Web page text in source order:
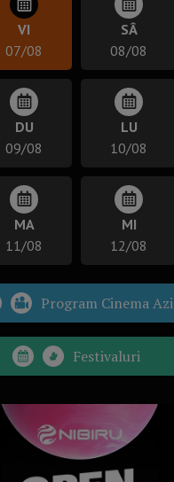
VI
07/08
SÂ
08/08
DU
09/08
LU
10/08
MA
11/08
MI
12/08
Program Cinema Azi
Festivaluri